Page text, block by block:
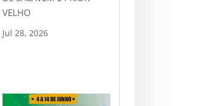
VELHO
Jul 28, 2026